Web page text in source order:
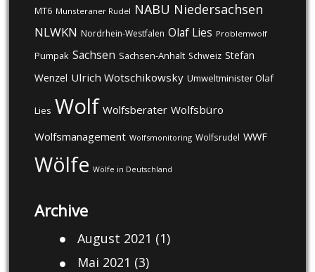
MT6 Munsteraner Rudel NABU Niedersachsen
NLWKN Nordrhein-Westfalen Olaf Lies Problemwolf
Pumpak Sachsen Sachsen-Anhalt Schweiz Stefan
Wenzel Ulrich Wotschikowsky Umweltminister Olaf
Lies Wolf Wolfsberater Wolfsbüro
Wolfsmanagement Wolfsmonitoring Wolfsrudel WWF
Wölfe Wölfe in Deutschland
Archive
August 2021 (1)
Mai 2021 (3)